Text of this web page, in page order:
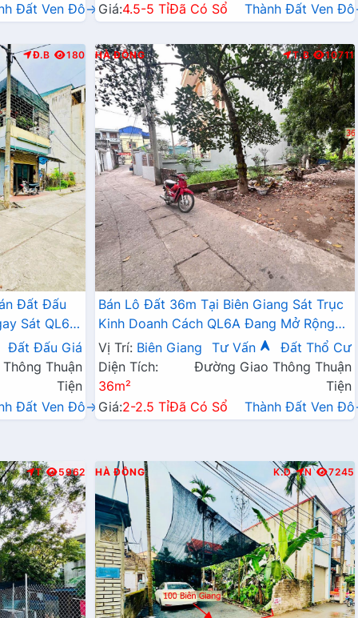
Đất Ven Đô→ Giá:4.5-5 TỉĐã Có Sổ Thành Đất Ven
Đ.B 180
Đất Đấu
Sát QL6A,
Mở Rộng
Đất Đấu Giá
Thuận
Tiện
Đất Ven Đô→
HÀ ĐÔNG T.B 10711
Bán Lô Đất 36m Tại Biên Giang Sát Trục
Kinh Doanh Cách QL6A Đang Mở Rộng
Chỉ Vài Trăm Mét
Vị Trí: Biên Giang Tư Vấn
Đất Thổ Cư
Diện Tích:
36m²
Đường Giao Thông Thuận
Tiện
Giá:2-2.5 TỉĐã Có Sổ Thành Đất Ven
T 5962 HÀ ĐÔNG K.D N 7245